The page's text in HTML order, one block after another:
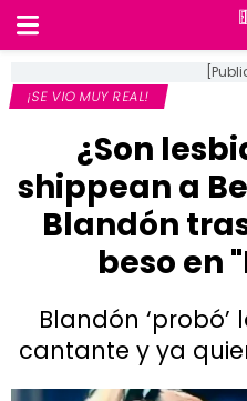
¡SE VIO MUY REAL!
¿Son
shippean a
Blandón
beso en
Blandón
cantante y ya